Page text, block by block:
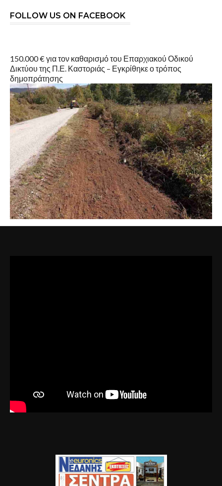
FOLLOW US ON FACEBOOK
150.000 € για τον καθαρισμό του Επαρχιακού Οδικού
Δικτύου της Π.Ε. Καστοριάς – Εγκρίθηκε ο τρόπος
δημοπράτησης